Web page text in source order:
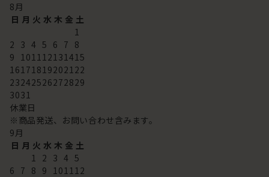
8月
日 月 火 水 木 金 土
1
2 3 4 5 6 7 8
9 101112131415
16171819202122
23242526272829
3031
休業日
※商品発送、お問い合わせ含みます。
9月
日 月 火 水 木 金 土
1 2 3 4 5
6 7 8 9 101112